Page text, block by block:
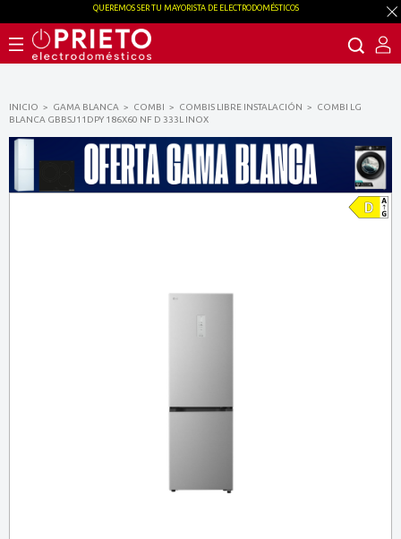
INICIO GAMA BLANCA COMBI COMBIS LIBRE INSTALACIÓN
COMBI LG
BLANCA GBBSJ11DPY 186X60 NF D 333L INOX
QUEREMOS SER TU MAYORISTA DE ELECTRODOMÉSTICOS